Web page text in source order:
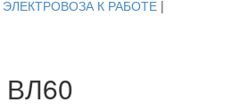
К РАБОТЕ |
ВЛ60